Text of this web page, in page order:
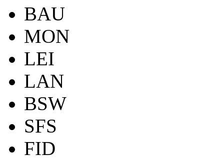
BAU
MON
LEI
LAN
BSW
SFS
FID